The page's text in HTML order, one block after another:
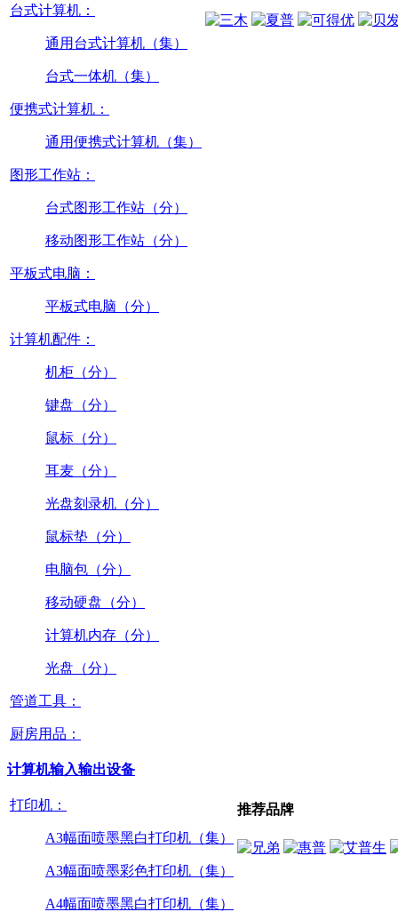
台式计算机：
通用台式计算机（集）
台式一体机（集）
便携式计算机：
通用便携式计算机（集）
图形工作站：
台式图形工作站（分）
移动图形工作站（分）
平板式电脑：
平板式电脑（分）
计算机配件：
机柜（分）
键盘（分）
鼠标（分）
耳麦（分）
光盘刻录机（分）
鼠标垫（分）
电脑包（分）
移动硬盘（分）
计算机内存（分）
光盘（分）
管道工具：
厨房用品：
计算机输入输出设备
打印机：
A3幅面喷墨黑白打印机（集）
A3幅面喷墨彩色打印机（集）
A4幅面喷墨黑白打印机（集）
推荐品牌